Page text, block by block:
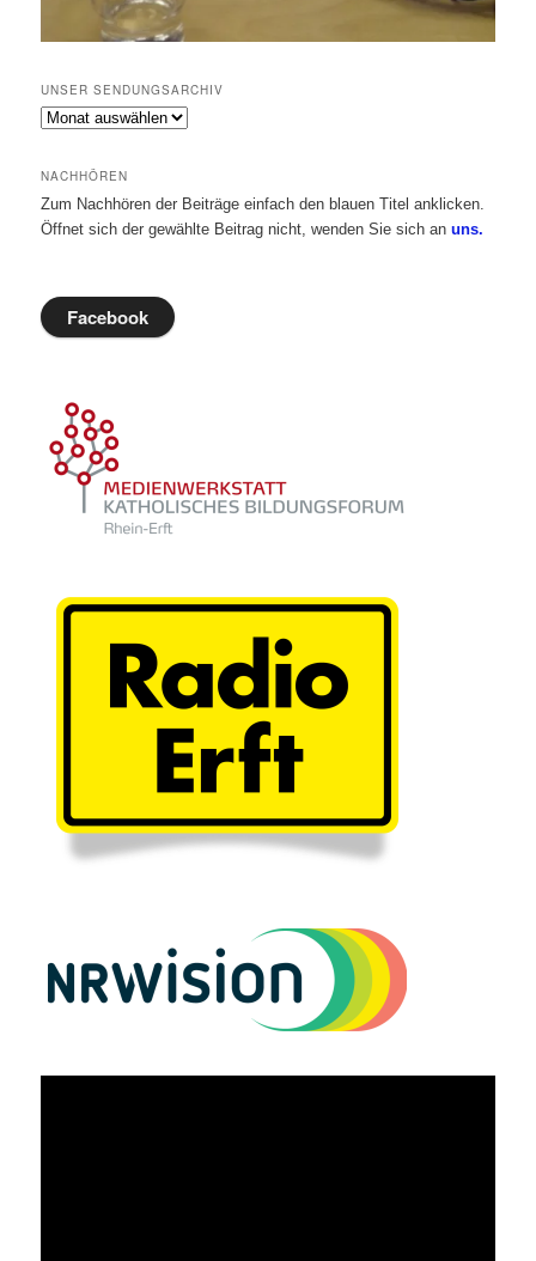
UNSER SENDUNGSARCHIV
Unser
NACHHÖREN
Zum Nachhören der Beiträge einfach den blauen Titel anklicken.
Öffnet sich der gewählte Beitrag nicht, wenden Sie sich anuns.
Facebook